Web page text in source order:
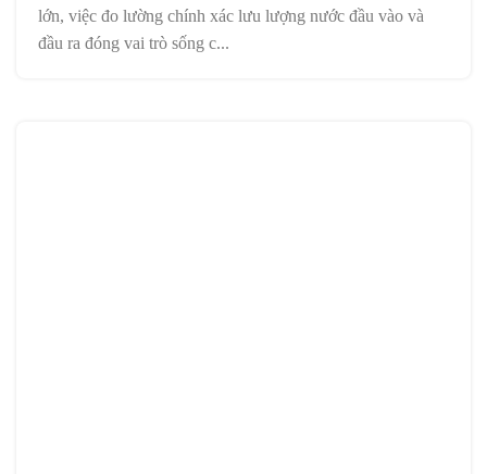
lớn, việc đo lường chính xác lưu lượng nước đầu vào và
đầu ra đóng vai trò sống c...